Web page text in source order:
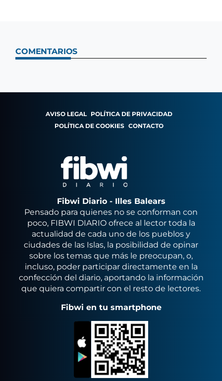
COMENTARIOS
AVISO LEGAL POLÍTICA DE PRIVACIDAD
POLÍTICA DE COOKIES CONTACTO
Fibwi Diario - Illes Balears
Pensado para quienes no se conforman con
poco, FIBWI DIARIO ofrece al lector toda la
actualidad de cada uno de los pueblos y
ciudades de las Islas, la posibilidad de opinar
sobre los temas que más le preocupan, o,
incluso, poder participar directamente en la
confección del diario, aportando la información
que quiera compartir con el resto de lectores.
Fibwi en tu smartphone